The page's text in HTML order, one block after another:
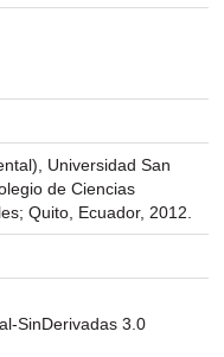
Universidad San
de Ciencias
Quito, Ecuador, 2012.
SinDerivadas 3.0